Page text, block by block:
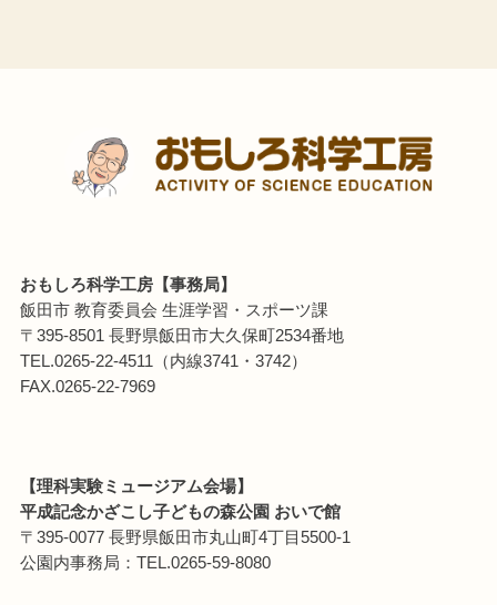
おもしろ科学工房【事務局】
飯田市 教育委員会 生涯学習・スポーツ課
〒395-8501 長野県飯田市大久保町2534番地
TEL.0265-22-4511（内線3741・3742）
FAX.0265-22-7969
【理科実験ミュージアム会場】
平成記念かざこし子どもの森公園 おいで館
〒395-0077 長野県飯田市丸山町4丁目5500-1
公園内事務局：TEL.0265-59-8080